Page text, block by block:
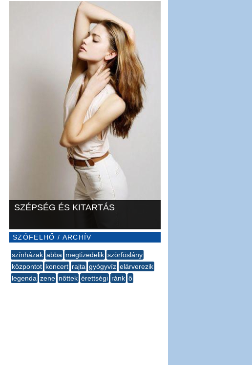
SZÉPSÉG ÉS KITARTÁS
SZÓFELHŐ / ARCHÍV
színházak abba megtizedelik szörföslány
központot koncert rajta gyógyvíz elárverezik
legenda zene nőttek érettségi ránk ő